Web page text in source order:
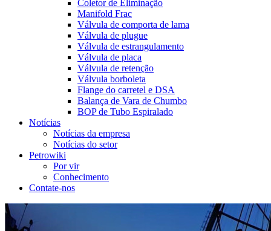
Coletor de Eliminação
Manifold Frac
Válvula de comporta de lama
Válvula de plugue
Válvula de estrangulamento
Válvula de placa
Válvula de retenção
Válvula borboleta
Flange do carretel e DSA
Balança de Vara de Chumbo
BOP de Tubo Espiralado
Notícias
Notícias da empresa
Notícias do setor
Petrowiki
Por vir
Conhecimento
Contate-nos